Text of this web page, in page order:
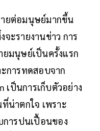
ยต่อมนุษย์มากขึ้น
จะรายงานข่าว การ
ยมนุษย์เป็นครั้งแรก
การทดสอบจาก
เป็นการเก็บตัวอย่าง
น่าตกใจ เพราะ
การปนเปื้อนของ